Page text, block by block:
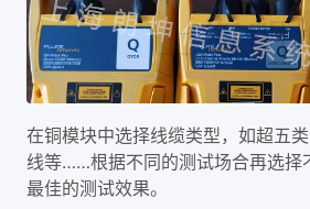
在铜模块中选择线缆类型，如超五
线等……根据不同的测试场合再选择
最佳的测试效果。